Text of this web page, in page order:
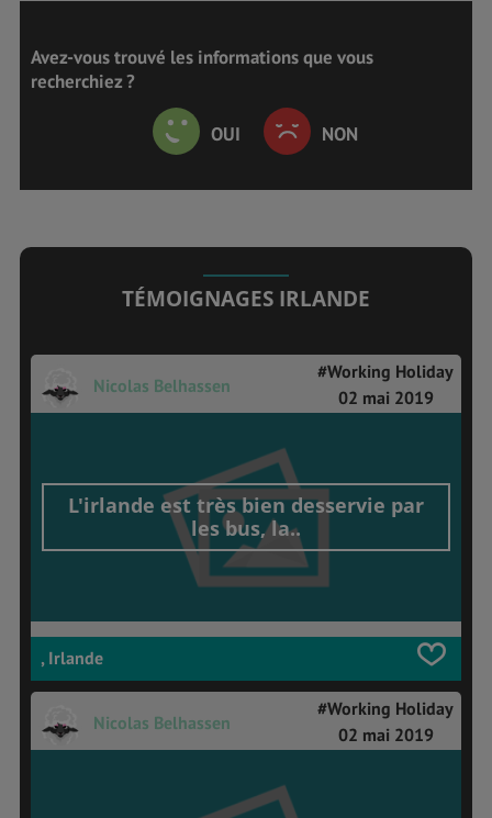
Avez-vous trouvé les informations que vous
recherchiez ?
OUI NON
TÉMOIGNAGES IRLANDE
Nicolas Belhassen
#Working Holiday
02 mai 2019
L'irlande est très bien desservie par
les bus, la..
, Irlande
Nicolas Belhassen
#Working Holiday
02 mai 2019